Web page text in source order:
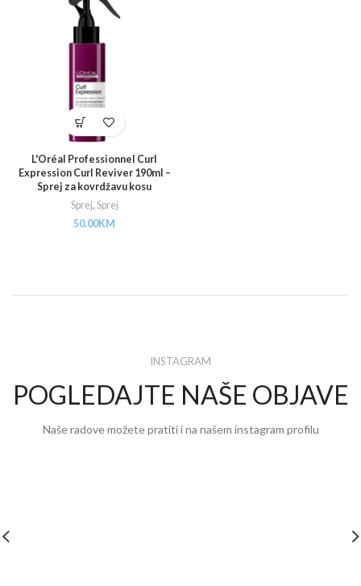
L'Oréal Professionnel Curl
Expression Curl Reviver 190ml –
Sprej za kovrdžavu kosu
Sprej, Sprej
50.00KM
INSTAGRAM
POGLEDAJTE NAŠE OBJAVE
Naše radove možete pratiti i na našem instagram profilu